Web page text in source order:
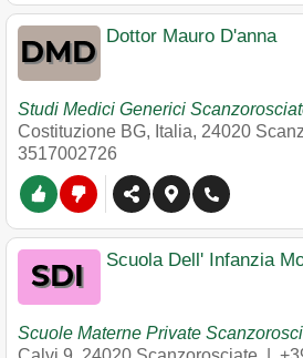
Dottor Mauro D'anna
Studi Medici Generici
Costituzione BG, Italia, 24020
3517002726
Scuola Dell' Infanzia
Scuole Materne Private